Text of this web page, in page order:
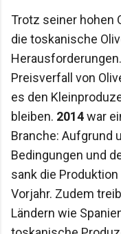
Trotz seiner hohen
die toskanische
Preisverfall von
es den
bleiben. 2014war
Branche: Aufgrund
Bedingungen und
sank die Produktion
Vorjahr. Zudem
Ländern wie